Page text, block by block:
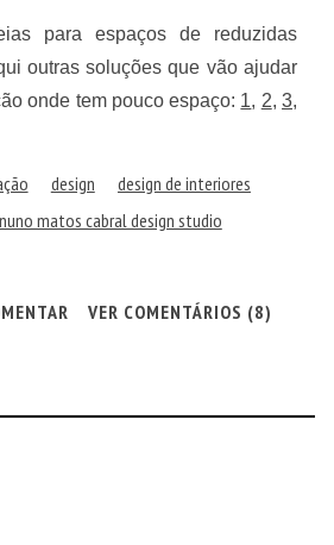
para espaços de reduzidas
outras soluções que vão ajudar
onde tem pouco espaço: 1, 2,3,
design
design de interiores
nuno matos cabral design studio
VER COMENTÁRIOS (8)